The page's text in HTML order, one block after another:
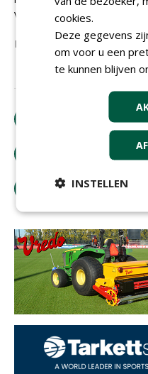
veld combineren met een
Hopende u zo voldoende
download artikel
bestel tijdschrift
tip de redactie
cookies.
Deze gegevens
om voor u een
te kunnen blijven
INSTELLEN